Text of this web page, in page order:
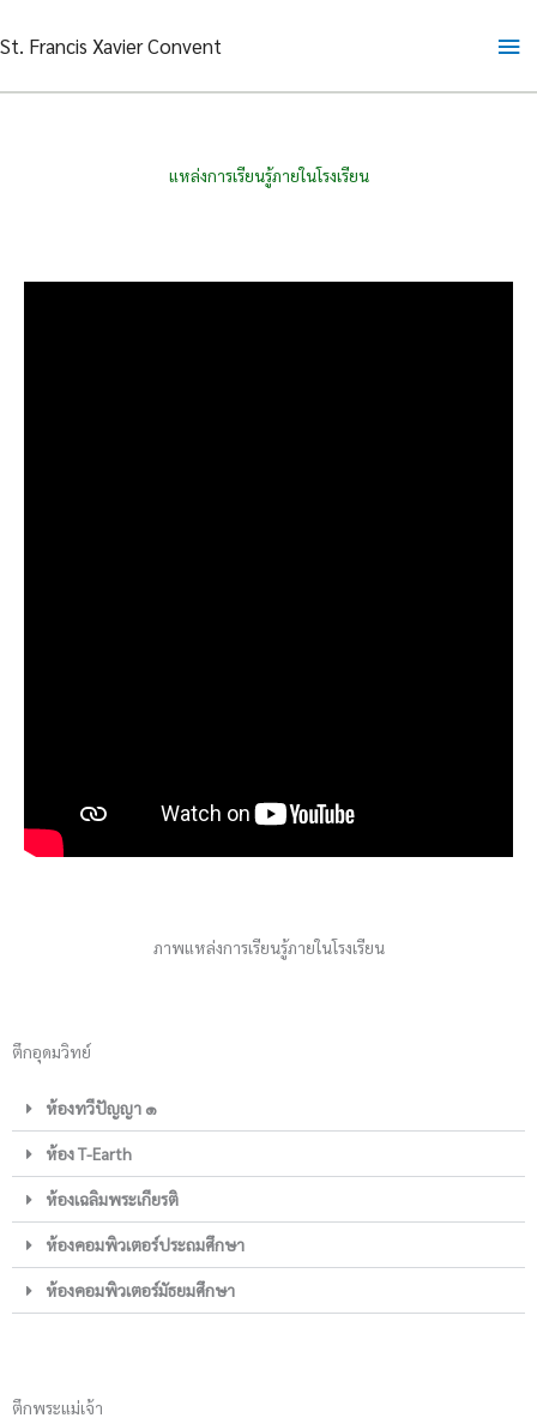
to
St. Francis Xavier Convent
แหล่งการเรียนรู้ภายในโรงเรียน
ภาพแหล่งการเรียนรู้ภายในโรงเรียน
ตึกอุดมวิทย์
ห้องทวีปัญญา ๑
ห้อง T-Earth
ห้องเฉลิมพระเกียรติ
ห้องคอมพิวเตอร์ประถมศึกษา
ห้องคอมพิวเตอร์มัธยมศึกษา
ตึกพระแม่เจ้า